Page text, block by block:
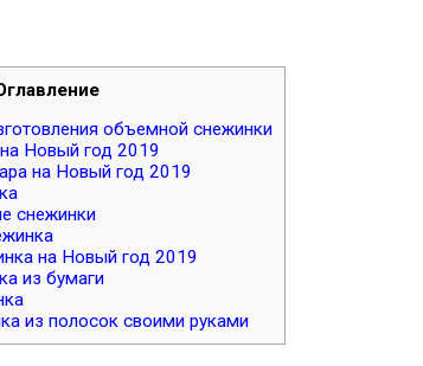
объемной снежинки
Новый год 2019
на Новый год 2019
снежинки
на Новый год 2019
из бумаги
из полосок своими руками